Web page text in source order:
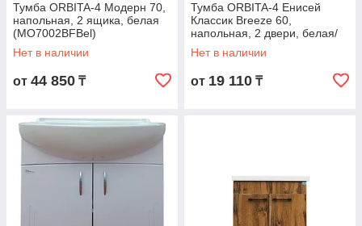
Тумба ORBITA-4 Модерн 70,
напольная, 2 ящика, белая
(MO7002BFBel)
Нет в наличии
от 44 850 ₸
Тумба ORBITA-4 Енисей
Классик Breeze 60,
напольная, 2 двери, белая/
дерево
Нет в наличии
от 19 110 ₸